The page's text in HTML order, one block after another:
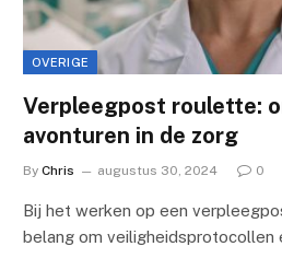
OVERIGE
Verpleegpost roulette:
avonturen in de zorg
By Chris augustus 30, 2024 0
Bij het werken op een
belang om veiligheidsprotocollen